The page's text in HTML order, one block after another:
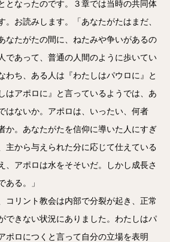
となったのです。３章では当時の共同体
。お読みします。「あなたがたはまだ、
なたがたの間に、ねたみや争いがあるの
であって、普通の人間のように歩いてい
わち、ある人は『わたしはパウロに』と
はアポロに』と言っているようでは、あ
はないか。アポロは、いったい、何者
か。あなたがたを信仰に導いた人にすぎ
主から与えられた分に応じて仕えている
、アポロは水をそそいだ。しかし成長さ
ある。」
リント教会は内部で分裂が起き、正常
できない状況にありました。わたしはパ
ポロにつくと言って自分の立場を表明